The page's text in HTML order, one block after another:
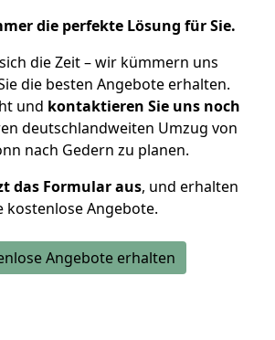
die perfekte Lösung für Sie.
die Zeit – wir kümmern uns
die besten Angebote erhalten.
und kontaktieren Sie uns noch
deutschlandweiten Umzug von
nach Gedern zu planen.
das Formular aus, und erhalten
kostenlose Angebote.
Angebote erhalten